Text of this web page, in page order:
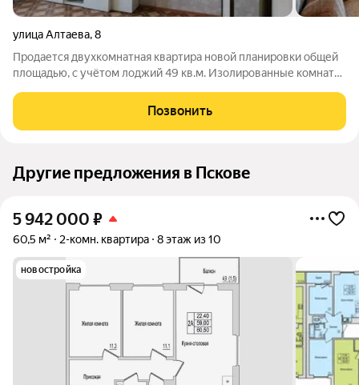
улица Алтаева,8
Продается двухкомнатная квартира новой планировки общей
площадью, с учётом лоджий 49 кв.м. Изолированные комнаты
застеклённая стеклопакетом, утеплённая лоджия. Квартира
расположена на 5-м
Позвонить
Другие предложения в Пскове
5 942 000 ₽
60,5 м² 2-комн. квартира 8 этаж из 10
новостройка